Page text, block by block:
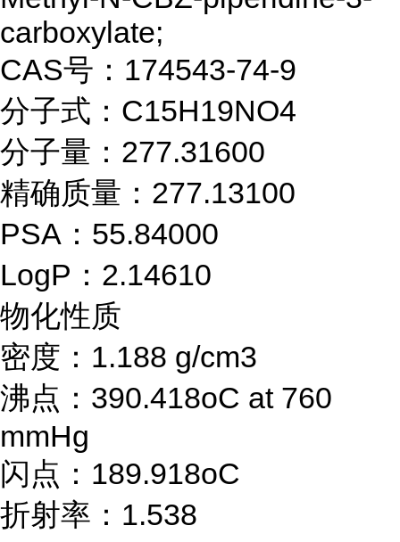
carboxylate;
CAS号：174543-74-9
分子式：C15H19NO4
分子量：277.31600
精确质量：277.13100
PSA：55.84000
LogP：2.14610
物化性质
密度：1.188 g/cm3
沸点：390.418oC at 760
mmHg
闪点：189.918oC
折射率：1.538